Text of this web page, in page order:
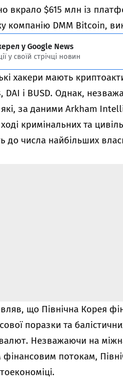
вкрало $615 млн із
компанію DMM Bitcoin,
у Google News
у своїй стрічці новин
хакери мають
і BUSD. Однак,
за даними Arkham
кримінальних та
до числа найбільших
що Північна Корея
поразки та
Незважаючи на
фінансовим потокам,